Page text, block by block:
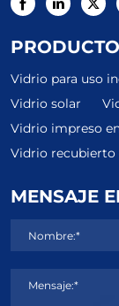
Vidrio para uso
Vidrio solar
Vidrio impreso
Vidrio
MENSAJE
Nombre:*
Mensaje:*